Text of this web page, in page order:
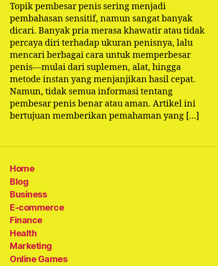
Topik pembesar penis sering menjadi
pembahasan sensitif, namun sangat banyak
dicari. Banyak pria merasa khawatir atau tidak
percaya diri terhadap ukuran penisnya, lalu
mencari berbagai cara untuk memperbesar
penis—mulai dari suplemen, alat, hingga
metode instan yang menjanjikan hasil cepat.
Namun, tidak semua informasi tentang
pembesar penis benar atau aman. Artikel ini
bertujuan memberikan pemahaman yang […]
Home
Blog
Business
E-commerce
Finance
Health
Marketing
Online Games